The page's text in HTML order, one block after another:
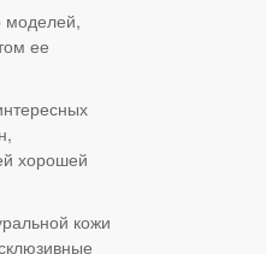
моделей,
ее
хорошей
кожи